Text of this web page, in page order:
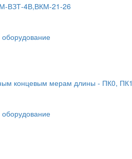
ВЗТ-4В,ВКМ-21-26
концевым мерам длины - ПК0, ПК1